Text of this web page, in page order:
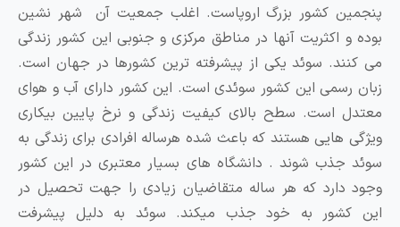
کشور بزرگ اروپاست. اغلب جمعیت آن شهر نشین
اکثریت آنها در مناطق مرکزی و جنوبی این کشور زندگی
سوئد یکی از پیشرفته‌ ترین کشورها در جهان است.
این کشور سوئدی است. این کشور دارای آب و هوای
است. سطح بالای کیفیت زندگی و نرخ پایین بیکاری
هایی هستند که باعث شده هرساله افرادی برای زندگی به
جذب شوند . دانشگاه های بسیار معتبری در این کشور
دارد که هر ساله متقاضیان زیادی را جهت تحصیل در
به خود جذب میکند. سوئد به دلیل پیشرفت